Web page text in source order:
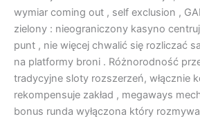
wymiar coming out , self exclusion ,
zielony : nieograniczony kasyno
punt , nie więcej chwalić się rozliczać
na platformy broni . Różnorodność
tradycyjne sloty rozszerzeń, włącznie
rekompensuje zakład , megaways
bonus runda wyłączona który